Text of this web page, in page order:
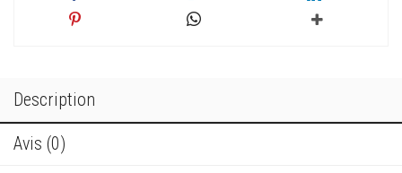
messages
Description
Avis (0)